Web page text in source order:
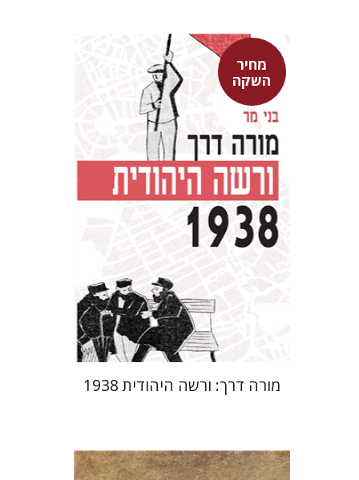
מחיר
השקה
בני מר
מחיר השקה
$42
$29
מורה דרך: ורשה היהודית 1938